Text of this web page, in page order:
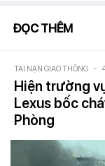
ĐỌC THÊM
TAI NẠN GIAO THÔNG -
Hiện trường
Lexus bốc
Phòng